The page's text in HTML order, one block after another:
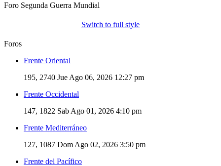
Foro Segunda Guerra Mundial
Switch to full style
Foros
Frente Oriental
195, 2740 Jue Ago 06, 2026 12:27 pm
Frente Occidental
147, 1822 Sab Ago 01, 2026 4:10 pm
Frente Mediterráneo
127, 1087 Dom Ago 02, 2026 3:50 pm
Frente del Pacífico